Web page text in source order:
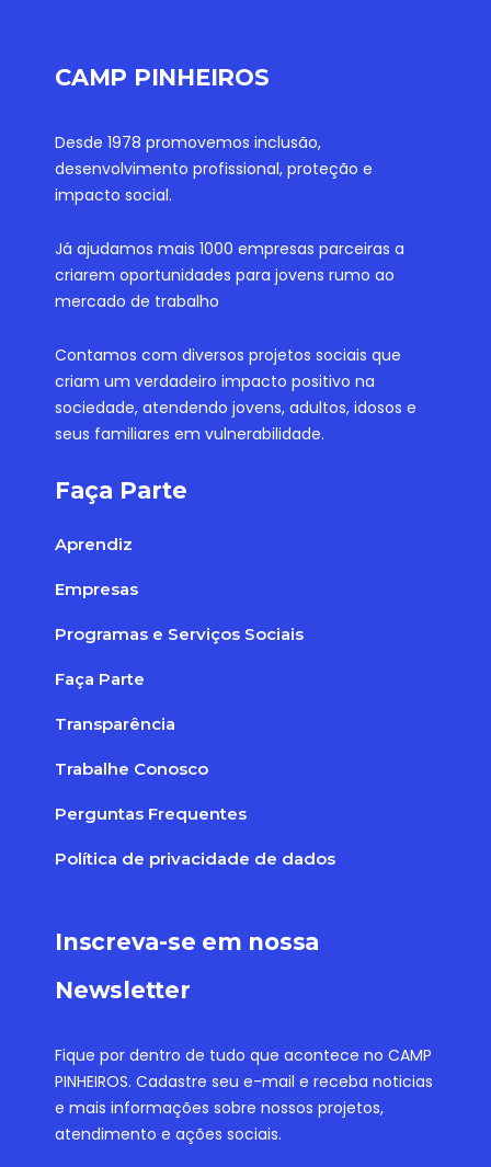
CAMP PINHEIROS
Desde 1978 promovemos inclusão,
desenvolvimento profissional, proteção e
impacto social.
Já ajudamos mais 1000 empresas parceiras a
criarem oportunidades para jovens rumo ao
mercado de trabalho
Contamos com diversos projetos sociais que
criam um verdadeiro impacto positivo na
sociedade, atendendo jovens, adultos, idosos e
seus familiares em vulnerabilidade.
Faça Parte
Aprendiz
Empresas
Programas e Serviços Sociais
Faça Parte
Transparência
Trabalhe Conosco
Perguntas Frequentes
Política de privacidade de dados
Inscreva-se em nossa
Newsletter
Fique por dentro de tudo que acontece no CAMP
PINHEIROS. Cadastre seu e-mail e receba noticias
e mais informações sobre nossos projetos,
atendimento e ações sociais.